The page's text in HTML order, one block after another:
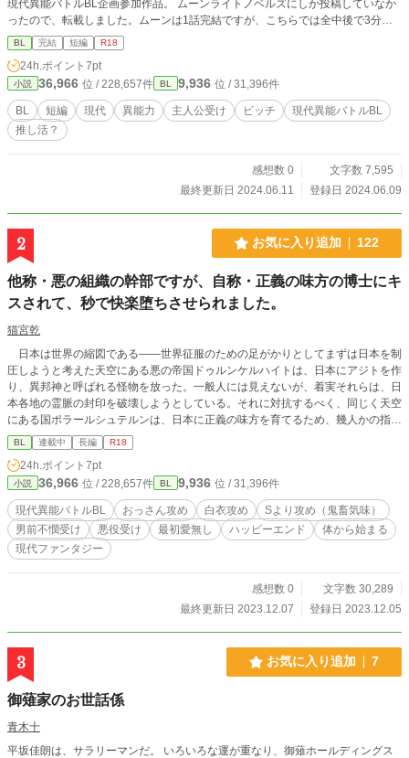
現代異能バトルBL企画参加作品。 ムーンライトノベルズにしか投稿していなか
ったので、転載しました。ムーンは1話完結ですが、こちらでは全中後で3分割
投稿です。
BL 完結 短編 R18
24h.ポイント 7pt
小説 36,966 位 / 228,657件 BL 9,936 位 / 31,396件
BL 短編 現代 異能力 主人公受け ビッチ
現代異能バトルBL
推し活？
感想数 0
文字数 7,595
最終更新日 2024.06.11
登録日 2024.06.09
2 お気に入り追加 122
他称・悪の組織の幹部ですが、自称・正義の味方の博士にキ
スされて、秒で快楽堕ちさせられました。
猫宮乾
日本は世界の縮図である――世界征服のための足がかりとしてまずは日本を制
圧しようと考えた天空にある悪の帝国ドゥルンケルハイトは、日本にアジトを作
り、異邦神と呼ばれる怪物を放った。一般人には見えないが、着実それらは、日
本各地の霊脈の封印を破壊しようとしている。それに対抗するべく、同じく天空
にある国ポラールシュテルンは、日本に正義の味方を育てるため、幾人かの指導
者や科学者などを派遣した。その一人であるガイは、常日頃正義の味方のハルキ
に選ばれた者のみが持つ粒輝力について教えながら、実戦時には、時折自分も参
戦していた。特に悪の組織の幹部で、異邦神とは比べものにならないほど強いリ
オンが直接出てきた場合などは、まだハルキには対処が困難なので、ガイが応戦
している。そんなある日、ガイはリオンにキスをした。そうして体から始まる、
最初は愛無しの若干Ｓなおっさん攻め×男前不憫な悪の組織の幹部のお話。※及
川奈津生様主催の『現代異能バトルBL企画』参加作品です。コンセプトは正義
の味方側の科学者×悪の組織の幹部です。またご当地風ですが、架空の街です。
BL 連載中 長編 R18
24h.ポイント 7pt
小説 36,966 位 / 228,657件 BL 9,936 位 / 31,396件
現代異能バトルBL おっさん攻め 白衣攻め
Sより攻め（鬼畜気味）
男前不憫受け
悪役受け 最初愛無し ハッピーエンド
体から始まる
現代ファンタジー
感想数 0
文字数 30,289
最終更新日 2023.12.07
登録日 2023.12.05
3 お気に入り追加 7
御薙家のお世話係
青木十
平坂佳朗は、サラリーマンだ。 いろいろな運が重なり、御薙ホールディングス